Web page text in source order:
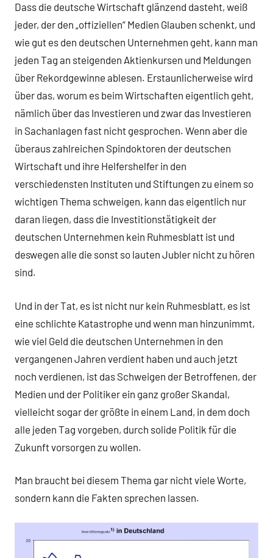
Dass die deutsche Wirtschaft glänzend dasteht, weiß
jeder, der den „offiziellen“ Medien Glauben schenkt, und
wie gut es den deutschen Unternehmen geht, kann man
jeden Tag an steigenden Aktienkursen und Meldungen
über Rekordgewinne ablesen. Erstaunlicherweise wird
über das, worum es beim Wirtschaften eigentlich geht,
nämlich über das Investieren und zwar das Investieren
in Sachanlagen fast nicht gesprochen. Wenn aber die
überaus zahlreichen Spindoktoren der deutschen
Wirtschaft und ihre Helfershelfer in den
verschiedensten Instituten und Stiftungen zu einem so
wichtigen Thema schweigen, kann das eigentlich nur
daran liegen, dass die Investitionstätigkeit der
deutschen Unternehmen kein Ruhmesblatt ist und
deswegen alle die sonst so lauten Jubler nicht zu hören
sind.
Und in der Tat, es ist nicht nur kein Ruhmesblatt, es ist
eine schlichte Katastrophe und wenn man hinzunimmt,
wie viel Geld die deutschen Unternehmen in den
vergangenen Jahren verdient haben und auch jetzt
noch verdienen, ist das Schweigen der Betroffenen, der
Medien und der Politiker ein ganz großer Skandal,
vielleicht sogar der größte in einem Land, in dem doch
alle jeden Tag vorgeben, durch solide Politik für die
Zukunft vorsorgen zu wollen.
Man braucht bei diesem Thema gar nicht viele Worte,
sondern kann die Fakten sprechen lassen.